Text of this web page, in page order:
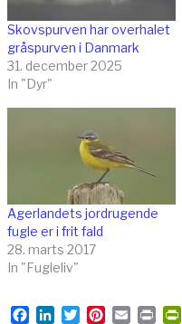
Skovspurven har overhalet
gråspurven i Danmark
31. december 2025
In "Dyr"
Agerlandets jordrugende
fugle er i frit fald
28. marts 2017
In "Fugleliv"
Facebook
LinkedIn
TwitterPinterest
EmailPrint